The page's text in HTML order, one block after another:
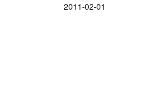
2011-02-01